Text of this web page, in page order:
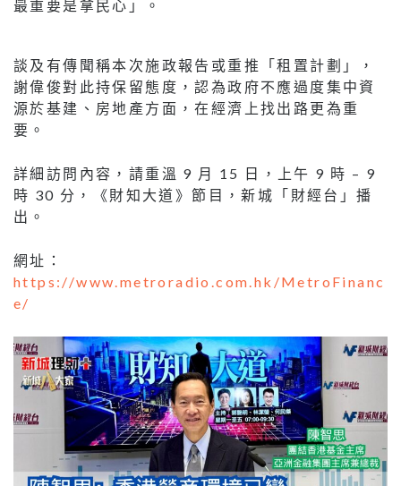
最重要是拿民心」。
談及有傳聞稱本次施政報告或重推「租置計劃」，
謝偉俊對此持保留態度，認為政府不應過度集中資
源於基建、房地產方面，在經濟上找出路更為重
要。
詳細訪問內容，請重溫 9 月 15 日，上午 9 時 – 9
時 30 分，《財知大道》節目，新城「財經台」播
出。
網址：
https://www.metroradio.com.hk/MetroFinanc
e/